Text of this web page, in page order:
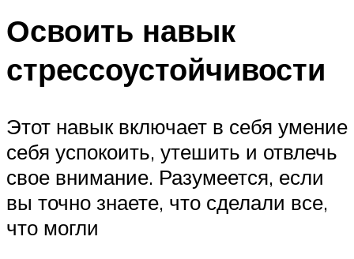
Освоить навык
стрессоустойчивости
Этот навык включает в себя умение
себя успокоить, утешить и отвлечь
свое внимание. Разумеется, если
вы точно знаете, что сделали все,
что могли